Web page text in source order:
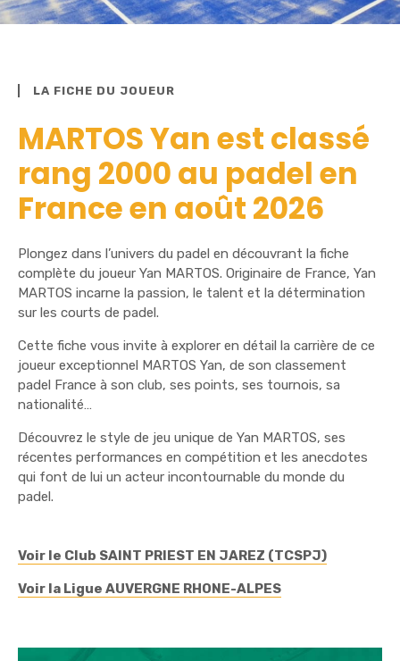
LA FICHE DU JOUEUR
MARTOS Yan est classé
rang 2000 au padel en
France en août 2026
Plongez dans l’univers du padel en découvrant la fiche
complète du joueur Yan MARTOS. Originaire de France, Yan
MARTOS incarne la passion, le talent et la détermination
sur les courts de padel.
Cette fiche vous invite à explorer en détail la carrière de ce
joueur exceptionnel MARTOS Yan, de son classement
padel France à son club, ses points, ses tournois, sa
nationalité…
Découvrez le style de jeu unique de Yan MARTOS, ses
récentes performances en compétition et les anecdotes
qui font de lui un acteur incontournable du monde du
padel.
Voir le Club SAINT PRIEST EN JAREZ (TCSPJ)
Voir la Ligue AUVERGNE RHONE-ALPES